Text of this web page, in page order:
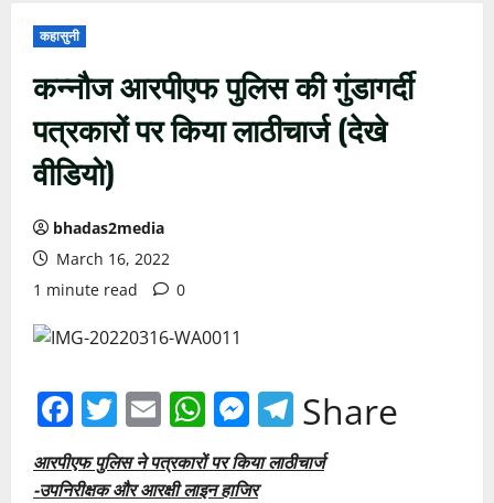
कहासुनी
कन्नौज आरपीएफ पुलिस की गुंडागर्दी
पत्रकारों पर किया लाठीचार्ज (देखे
वीडियो)
bhadas2media
March 16, 2022
1 minute read
0
Facebook
Twitter
EmailWhatsApp
Messenger
Telegram
Share
आरपीएफ पुलिस ने पत्रकारों पर किया लाठीचार्ज
-उपनिरीक्षक और आरक्षी लाइन हाजिर